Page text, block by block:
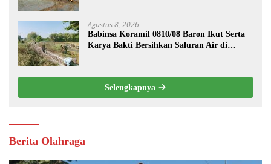
Agustus 8, 2026
Babinsa Koramil 0810/08 Baron Ikut Serta
Karya Bakti Bersihkan Saluran Air di
Selengkapnya
Berita Olahraga